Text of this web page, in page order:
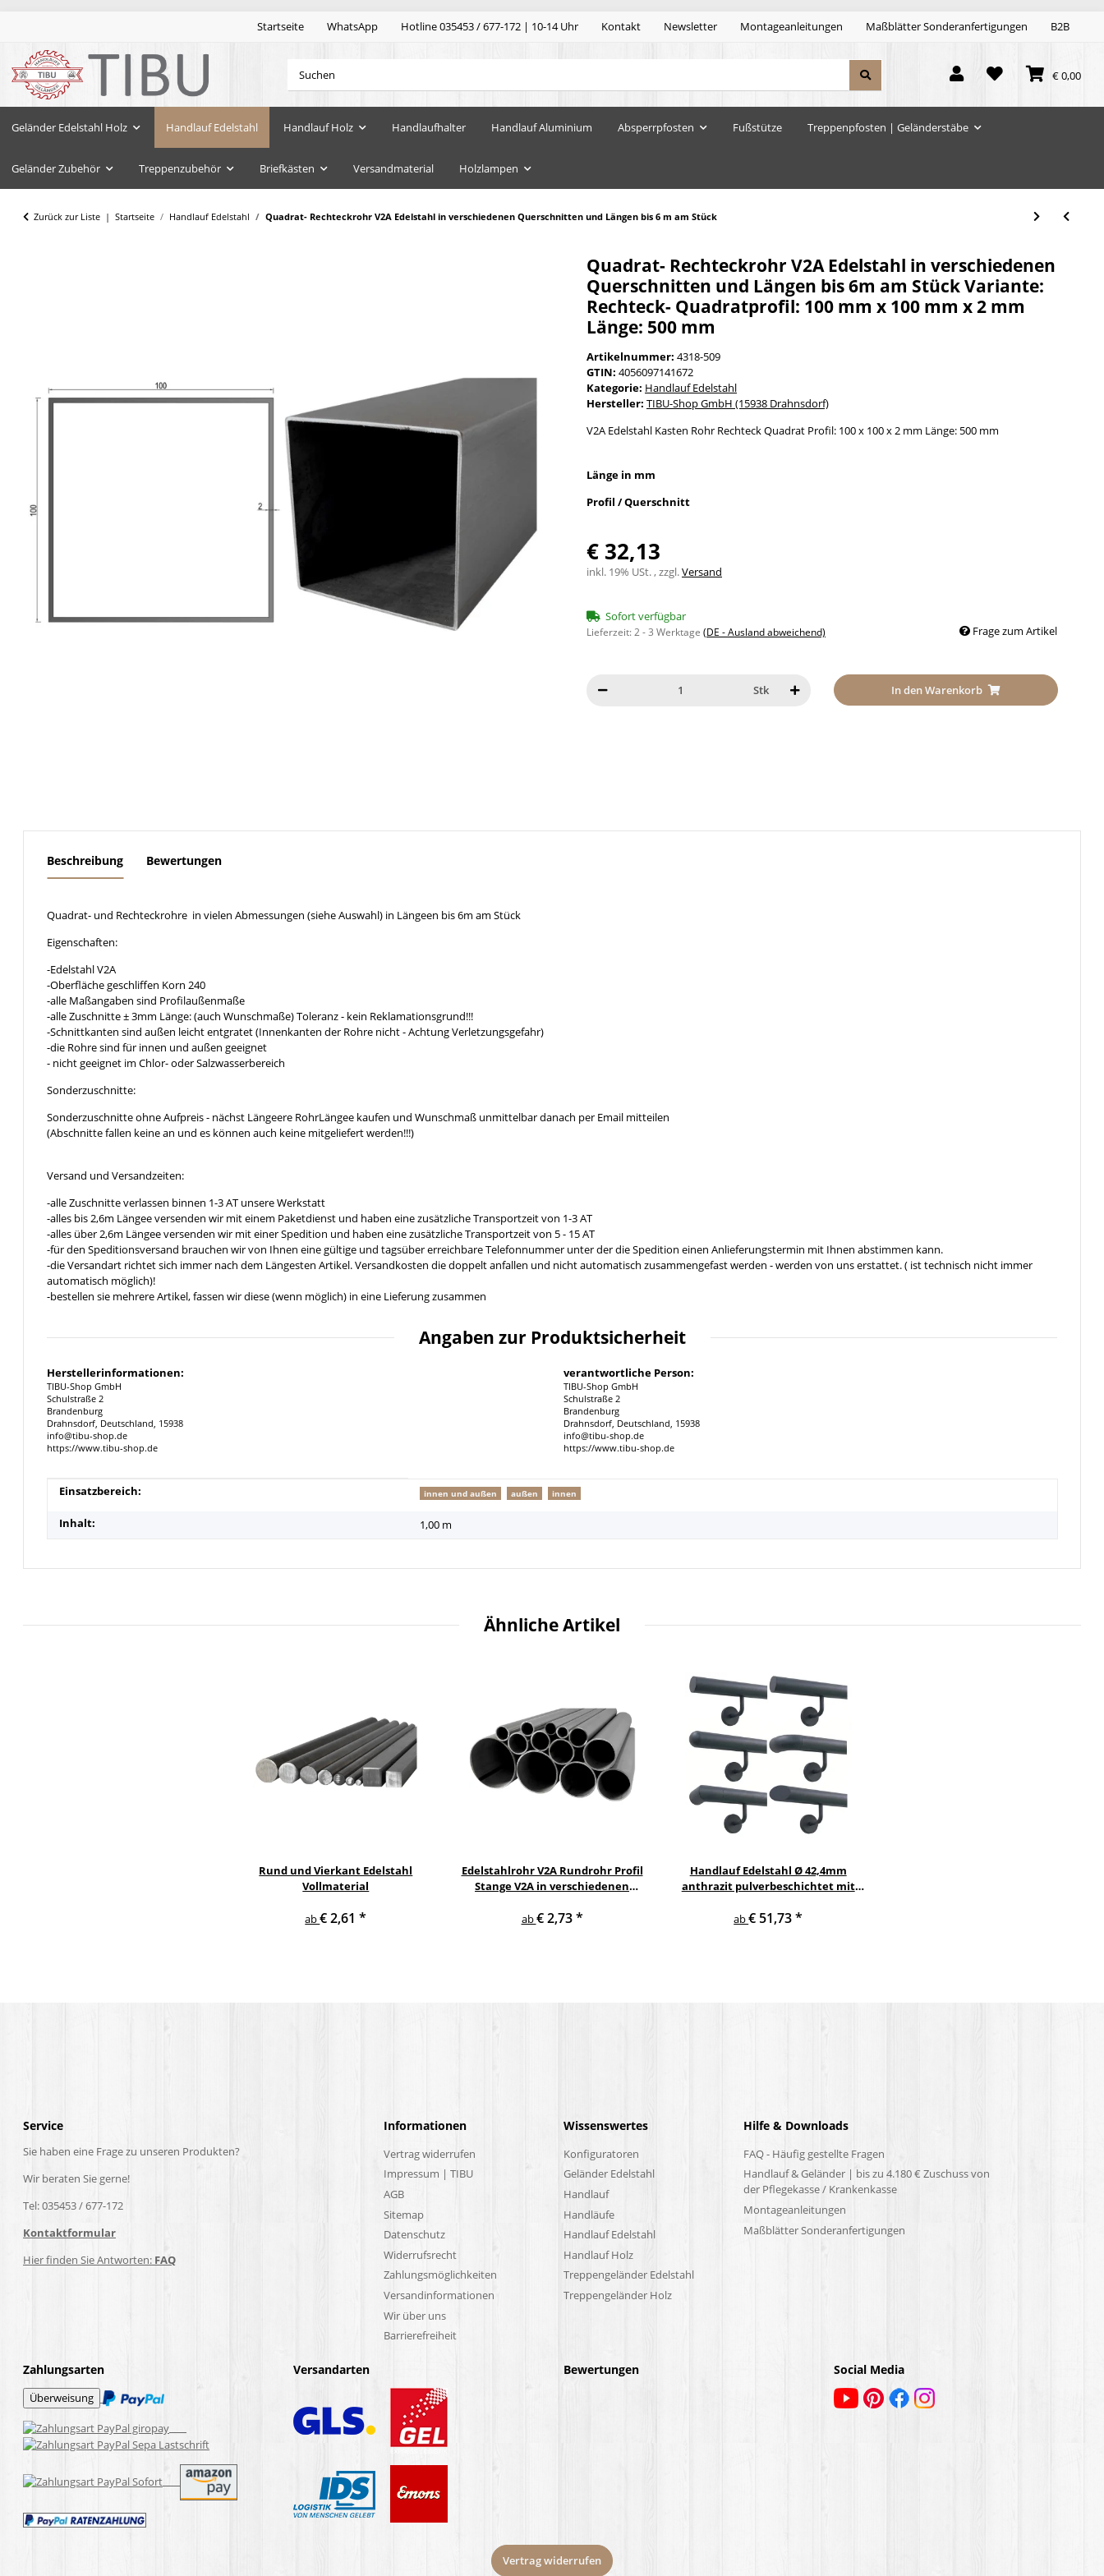
Startseite WhatsApp Hotline 035453 / 677-172 | 10-14 Uhr Kontakt Newsletter Montageanleitungen Maßblätter Sonderanfertigungen B2B
€ 0,00
Geländer Edelstahl Holz Handlauf Edelstahl Handlauf Holz Handlaufhalter Handlauf Aluminium Absperrpfosten Fußstütze Treppenpfosten | Geländerstäbe
Geländer Zubehör Treppenzubehör Briefkästen Versandmaterial Holzlampen
Zurück zur Liste Startseite Handlauf Edelstahl Quadrat- Rechteckrohr V2A Edelstahl in verschiedenen Querschnitten und Längen bis 6 m am Stück
Quadrat- Rechteckrohr V2A Edelstahl in verschiedenen
Querschnitten und Längen bis 6m am Stück Variante:
Rechteck- Quadratprofil: 100 mm x 100 mm x 2 mm
Länge: 500 mm
Artikelnummer: 4318-509
GTIN: 4056097141672
Kategorie: Handlauf Edelstahl
Hersteller: TIBU-Shop GmbH (15938 Drahnsdorf)
V2A Edelstahl Kasten Rohr Rechteck Quadrat Profil: 100 x 100 x 2 mm Länge: 500 mm
Länge in mm
Profil / Querschnitt
€ 32,13
inkl. 19% USt. , zzgl.Versand
Sofort verfügbar
Lieferzeit:2 - 3 Werktage (DE - Ausland abweichend) Frage zum Artikel
Stk In den Warenkorb
Beschreibung Bewertungen
Quadrat- und Rechteckrohre in vielen Abmessungen (siehe Auswahl) in Längeen bis 6m am Stück
Eigenschaften:
-Edelstahl V2A
-Oberfläche geschliffen Korn 240
-alle Maßangaben sind Profilaußenmaße
-alle Zuschnitte ± 3mm Länge: (auch Wunschmaße) Toleranz - kein Reklamationsgrund!!!
-Schnittkanten sind außen leicht entgratet (Innenkanten der Rohre nicht - Achtung Verletzungsgefahr)
-die Rohre sind für innen und außen geeignet
- nicht geeignet im Chlor- oder Salzwasserbereich
Sonderzuschnitte:
Sonderzuschnitte ohne Aufpreis - nächst Längeere RohrLängee kaufen und Wunschmaß unmittelbar danach per Email mitteilen
(Abschnitte fallen keine an und es können auch keine mitgeliefert werden!!!)
Versand und Versandzeiten:
-alle Zuschnitte verlassen binnen 1-3 AT unsere Werkstatt
-alles bis 2,6m Längee versenden wir mit einem Paketdienst und haben eine zusätzliche Transportzeit von 1-3 AT
-alles über 2,6m Längee versenden wir mit einer Spedition und haben eine zusätzliche Transportzeit von 5 - 15 AT
-für den Speditionsversand brauchen wir von Ihnen eine gültige und tagsüber erreichbare Telefonnummer unter der die Spedition einen Anlieferungstermin mit Ihnen abstimmen kann.
-die Versandart richtet sich immer nach dem Längesten Artikel. Versandkosten die doppelt anfallen und nicht automatisch zusammengefast werden - werden von uns erstattet. ( ist technisch nicht immer
automatisch möglich)!
-bestellen sie mehrere Artikel, fassen wir diese (wenn möglich) in eine Lieferung zusammen
Angaben zur Produktsicherheit
Herstellerinformationen:
TIBU-Shop GmbH
Schulstraße 2
Brandenburg
Drahnsdorf, Deutschland, 15938
info@tibu-shop.de
https://www.tibu-shop.de
verantwortliche Person:
TIBU-Shop GmbH
Schulstraße 2
Brandenburg
Drahnsdorf, Deutschland, 15938
info@tibu-shop.de
https://www.tibu-shop.de
Produkteigenschaft
Wert
Einsatzbereich: innen und außen außen innen
Inhalt: 1,00 m
Ähnliche Artikel
Rund und Vierkant Edelstahl
Vollmaterial
ab€ 2,61*
Edelstahlrohr V2A Rundrohr Profil
Stange V2A in verschiedenen
ab€ 2,73*
Handlauf Edelstahl Ø 42,4mm
anthrazit pulverbeschichtet mit
Edelstahlhalter
ab€ 51,73*
Service
Sie haben eine Frage zu unseren Produkten?
Wir beraten Sie gerne!
Tel: 035453 / 677-172
Kontaktformular
Hier finden Sie Antworten: FAQ
Informationen
Vertrag widerrufen
Impressum | TIBU
AGB
Sitemap
Datenschutz
Widerrufsrecht
Zahlungsmöglichkeiten
Versandinformationen
Wir über uns
Barrierefreiheit
Wissenswertes
Konfiguratoren
Geländer Edelstahl
Handlauf
Handläufe
Handlauf Edelstahl
Handlauf Holz
Treppengeländer Edelstahl
Treppengeländer Holz
Hilfe & Downloads
FAQ - Häufig gestellte Fragen
Handlauf & Geländer | bis zu 4.180 € Zuschuss von
der Pflegekasse / Krankenkasse
Montageanleitungen
Maßblätter Sonderanfertigungen
Zahlungsarten Versandarten Bewertungen Social Media
Vertrag widerrufen